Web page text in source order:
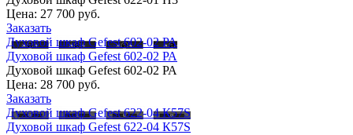
Цена: 27 700 руб.
Заказать
Духовой шкаф Gefest 602-02 РА
Духовой шкаф Gefest 602-02 РА
Духовой шкаф Gefest 602-02 РА
Цена: 28 700 руб.
Заказать
Духовой шкаф Gefest 622-04 К57S
Духовой шкаф Gefest 622-04 К57S